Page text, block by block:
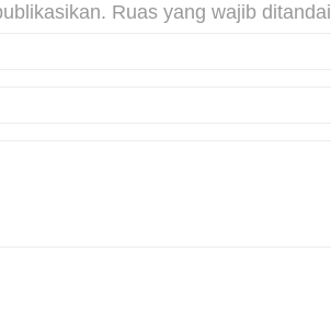
Ruas yang wajib ditandai